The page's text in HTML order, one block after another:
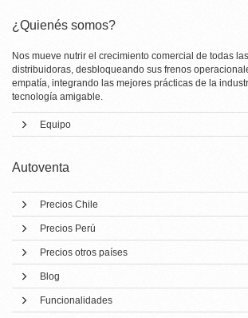
¿Quienés somos?
Nos mueve nutrir el crecimiento comercial de todas
distribuidoras, desbloqueando sus frenos
empatía, integrando las mejores prácticas de la
tecnología amigable.
Equipo
Autoventa
Precios Chile
Precios Perú
Precios otros países
Blog
Funcionalidades